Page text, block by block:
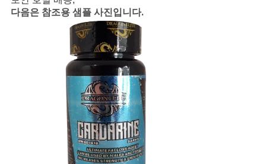
다음은 참조용 샘플 사진입니다.